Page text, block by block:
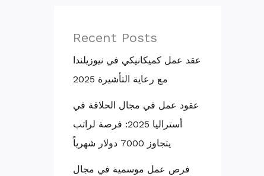
Recent Posts
عقد عمل كميكانيكي في نيوزيلندا
مع رعاية التأشيرة 2025
عقود عمل في مجال الحلاقة في
أستراليا 2025: فرصة لراتب
يتجاوز 7000 دولار شهرياً
فرص عمل موسمية في مجال